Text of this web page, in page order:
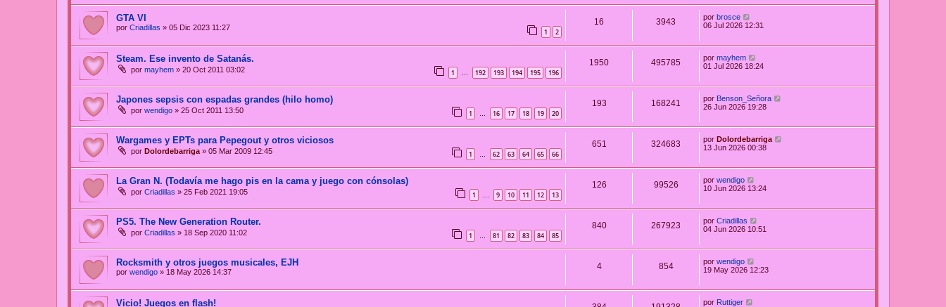
GTA VI
por Criadillas » 05 Dic 2023 11:27 1 2
16 3943 por brosce
06 Jul 2026 12:31
Steam. Ese invento de Satanás.
por mayhem » 20 Oct 2011 03:02 1 … 192 193 194 195 196
1950 495785 por mayhem
01 Jul 2026 18:24
Japones sepsis con espadas grandes (hilo homo)
por wendigo » 25 Oct 2011 13:50 1 … 16 17 18 19 20
193 168241 por Benson_Señora
26 Jun 2026 19:28
Wargames y EPTs para Pepegout y otros viciosos
por Dolordebarriga » 05 Mar 2009 12:45 1 … 62 63 64 65 66
651 324683 por Dolordebarriga
13 Jun 2026 00:38
La Gran N. (Todavía me hago pis en la cama y juego con cónsolas)
por Criadillas » 25 Feb 2021 19:05 1 … 9 10 11 12 13
126 99526 por wendigo
10 Jun 2026 13:24
PS5. The New Generation Router.
por Criadillas » 18 Sep 2020 11:02 1 … 81 82 83 84 85
840 267923 por Criadillas
04 Jun 2026 10:51
Rocksmith y otros juegos musicales, EJH
por wendigo » 18 May 2026 14:37
4 854 por wendigo
19 May 2026 12:23
Vicio! Juegos en flash! por Ruttiger